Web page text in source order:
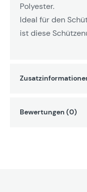
Polyester.
Ideal für den
ist diese
Bewertungen (0)